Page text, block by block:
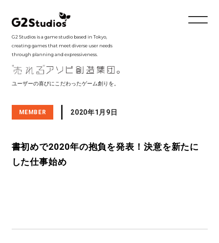
G2 Studios is a game studio based in Tokyo,
creating games that meet diverse user needs
through planning and expressiveness.
ユーザーの喜びにこだわったゲーム創りを。
MEMBER 2020年1月9日
書初めで2020年の抱負を発表！決意を新たに
した仕事始め